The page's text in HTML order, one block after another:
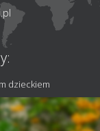
dzieckiem